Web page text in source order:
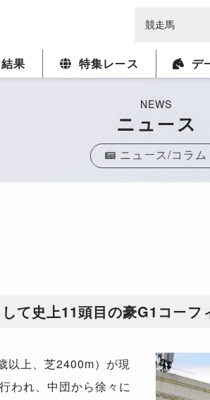
果 特集レース デ
NEWS
ニュース
ニュース/コラム
て史上11頭目の豪G1コーフ
以上、芝2400m）が現
われ、中団から徐々に